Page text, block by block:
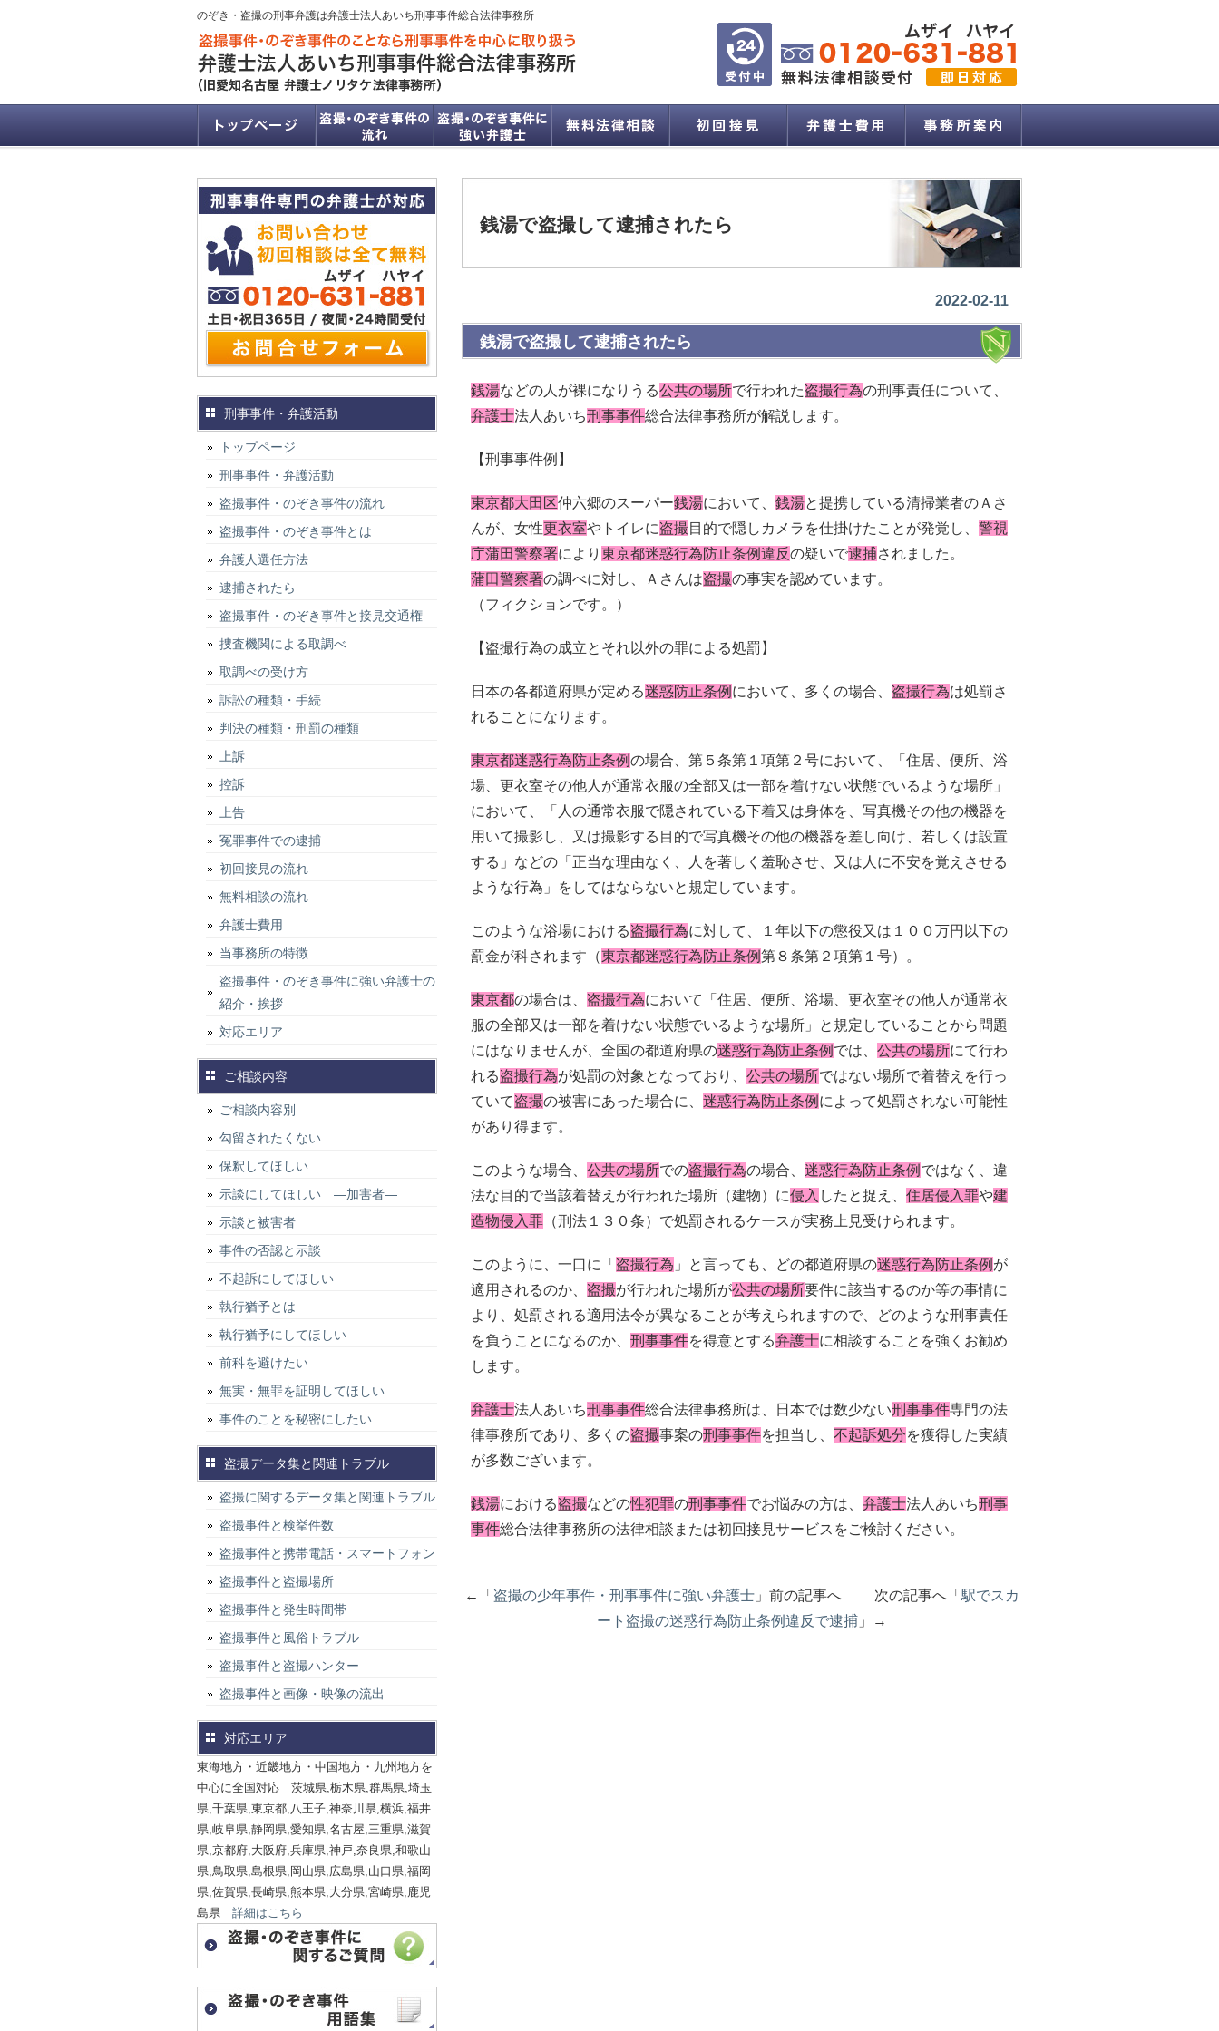
のぞき・盗撮の刑事弁護は弁護士法人あいち刑事事件総合法律事務所
銭湯で盗撮して逮捕されたら
2022-02-11
銭湯で盗撮して逮捕されたら
銭湯などの人が裸になりうる公共の場所で行われた盗撮行為の刑事責任について、
弁護士法人あいち刑事事件総合法律事務所が解説します。
【刑事事件例】
東京都大田区仲六郷のスーパー銭湯において、 銭湯と提携している清掃業者のＡさ
んが、女性更衣室やトイレに盗撮 目的で隠しカメラを仕掛けたことが発覚し、 警視
庁蒲田警察署により 東京都迷惑行為防止条例違反の疑いで逮捕されました。
蒲田警察署の調べに対し、Ａさんは盗撮の事実を認めています。
（フィクションです。）
【盗撮行為の成立とそれ以外の罪による処罰】
日本の各都道府県が定める迷惑防止条例 において、多くの場合、 盗撮行為は処罰さ
れることになります。
東京都迷惑行為防止条例の場合、第５条第１項第２号において、「住居、便所、浴
場、更衣室その他人が通常衣服の全部又は一部を着けない状態でいるような場所」
において、「人の通常衣服で隠されている下着又は身体を、写真機その他の機器を
用いて撮影し、又は撮影する目的で写真機その他の機器を差し向け、若しくは設置
する」などの「正当な理由なく、人を著しく羞恥させ、又は人に不安を覚えさせる
ような行為」をしてはならないと規定しています。
このような浴場における盗撮行為に対して、１年以下の懲役又は１００万円以下の
罰金が科されます（東京都迷惑行為防止条例第８条第２項第１号）。
東京都の場合は、 盗撮行為において「住居、便所、浴場、更衣室その他人が通常衣
服の全部又は一部を着けない状態でいるような場所」と規定していることから問題
にはなりませんが、全国の都道府県の迷惑行為防止条例 では、 公共の場所にて行わ
れる盗撮行為が処罰の対象となっており、 公共の場所ではない場所で着替えを行っ
ていて盗撮の被害にあった場合に、 迷惑行為防止条例 によって処罰されない可能性
があり得ます。
このような場合、 公共の場所での盗撮行為の場合、 迷惑行為防止条例 ではなく、違
法な目的で当該着替えが行われた場所（建物）に侵入 したと捉え、 住居侵入罪や建
造物侵入罪 （刑法１３０条）で処罰されるケースが実務上見受けられます。
このように、一口に「 盗撮行為 」と言っても、どの都道府県の迷惑行為防止条例 が
適用されるのか、 盗撮が行われた場所が公共の場所要件に該当するのか等の事情に
より、処罰される適用法令が異なることが考えられますので、どのような刑事責任
を負うことになるのか、 刑事事件を得意とする弁護士に相談することを強くお勧め
します。
弁護士法人あいち刑事事件総合法律事務所は、日本では数少ない刑事事件専門の法
律事務所であり、多くの盗撮事案の刑事事件を担当し、 不起訴処分を獲得した実績
が多数ございます。
銭湯における盗撮などの性犯罪の刑事事件でお悩みの方は、 弁護士法人あいち刑事
事件総合法律事務所の法律相談または初回接見サービスをご検討ください。
←「 盗撮の少年事件・刑事事件に強い弁護士 」前の記事へ 次の記事へ「 駅でスカ
ート盗撮の迷惑行為防止条例違反で逮捕 」→
刑事事件・弁護活動
トップページ
刑事事件・弁護活動
盗撮事件・のぞき事件の流れ
盗撮事件・のぞき事件とは
弁護人選任方法
逮捕されたら
盗撮事件・のぞき事件と接見交通権
捜査機関による取調べ
取調べの受け方
訴訟の種類・手続
判決の種類・刑罰の種類
上訴
控訴
上告
冤罪事件での逮捕
初回接見の流れ
無料相談の流れ
弁護士費用
当事務所の特徴
盗撮事件・のぞき事件に強い弁護士の
紹介・挨拶
対応エリア
ご相談内容
ご相談内容別
勾留されたくない
保釈してほしい
示談にしてほしい ―加害者―
示談と被害者
事件の否認と示談
不起訴にしてほしい
執行猶予とは
執行猶予にしてほしい
前科を避けたい
無実・無罪を証明してほしい
事件のことを秘密にしたい
盗撮データ集と関連トラブル
盗撮に関するデータ集と関連トラブル
盗撮事件と検挙件数
盗撮事件と携帯電話・スマートフォン
盗撮事件と盗撮場所
盗撮事件と発生時間帯
盗撮事件と風俗トラブル
盗撮事件と盗撮ハンター
盗撮事件と画像・映像の流出
対応エリア
東海地方・近畿地方・中国地方・九州地方を
中心に全国対応 茨城県,栃木県,群馬県,埼玉
県,千葉県,東京都,八王子,神奈川県,横浜,福井
県,岐阜県,静岡県,愛知県,名古屋,三重県,滋賀
県,京都府,大阪府,兵庫県,神戸,奈良県,和歌山
県,鳥取県,島根県,岡山県,広島県,山口県,福岡
県,佐賀県,長崎県,熊本県,大分県,宮崎県,鹿児
島県 詳細はこちら